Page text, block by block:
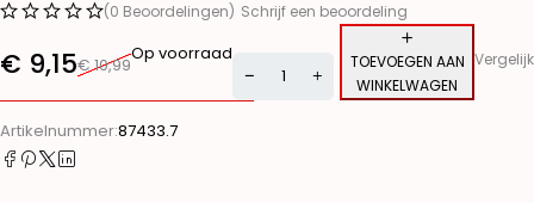
(0 Beoordelingen) Schrijf een beoordeling
€10,99
€ 9,15 Op voorraad
TOEVOEGEN AAN
WINKELWAGEN
Alternative:
Vergelijk
Artikelnummer:87433.7